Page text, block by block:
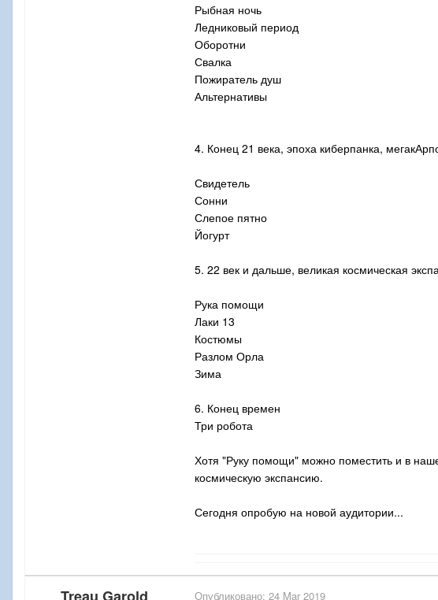
Рыбная ночь
Ледниковый период
Оборотни
Свалка
Пожиратель душ
Альтернативы
4. Конец 21 века, эпоха киберпанка,
Свидетель
Сонни
Слепое пятно
Йогурт
5. 22 век и дальше, великая космическая
Рука помощи
Лаки 13
Костюмы
Разлом Орла
Зима
6. Конец времен
Три робота
Хотя "Руку помощи" можно поместить и в
космическую экспансию.
Сегодня опробую на новой аудитории...
Treau Garold Опубликовано: 24 Mar 2019